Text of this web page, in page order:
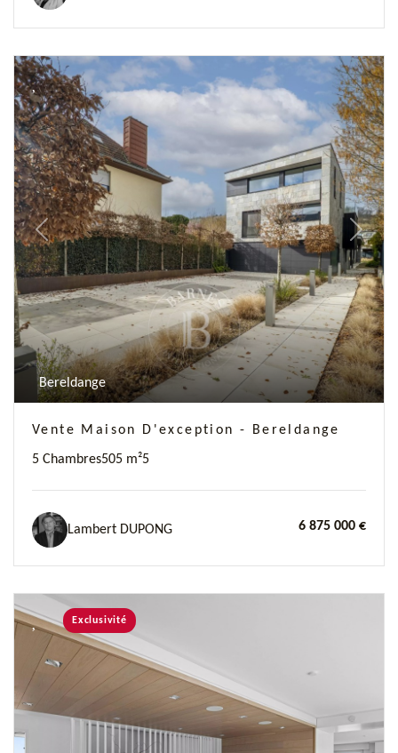
Previous Next
Bereldange
Vente Maison D'exception - Bereldange
5 Chambres505 m²5
Lambert DUPONG 6 875 000 €
Exclusivité